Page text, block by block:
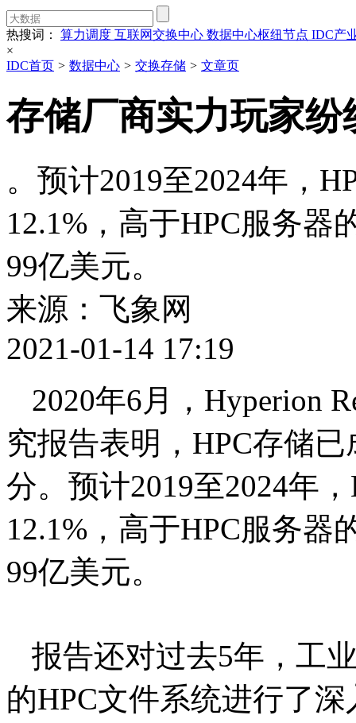
热搜词： 算力调度 互联网交换中心 数据中心枢纽节点 IDC产
×
IDC首页 > 数据中心 > 交换存储 > 文章页
存储厂商实力玩家
。预计2019至2024年，
12.1%，高于HPC服务器
99亿美元。
来源：飞象网
2021-01-14 17:19
2020年6月，Hyperion
究报告表明，HPC存储
分。预计2019至2024年
12.1%，高于HPC服务器
99亿美元。
报告还对过去5年，工
的HPC文件系统进行了